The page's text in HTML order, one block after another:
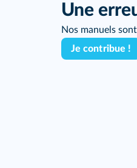
Une
Nos manuels
Je contribue !